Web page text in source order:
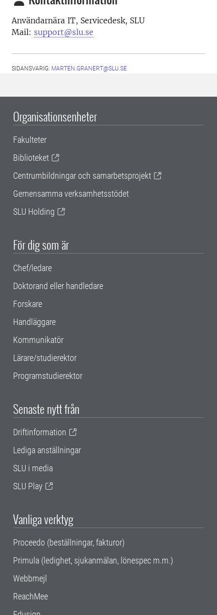
Användarnära IT, Servicedesk, SLU
Mail: support@slu.se
SIDANSVARIG: MARTEN.GRANERT@SLU.SE
Organisationsenheter
Fakulteter
Biblioteket
Centrumbildningar och samarbetsprojekt
Gemensamma verksamhetsstödet
SLU Holding
För dig som är
Chef/ledare
Doktorand eller handledare
Forskare
Handläggare
Kommunikatör
Lärare/studierektor
Programstudierektor
Senaste nytt från
Driftinformation
Lediga anställningar
SLU i media
SLU Play
Vanliga verktyg
Proceedo (beställningar, fakturor)
Primula (ledighet, sjukanmälan, lönespec m.m.)
Webbmejl
ReachMee